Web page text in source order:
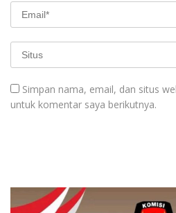
Simpan nama, email, dan situs
untuk komentar saya berikutnya.